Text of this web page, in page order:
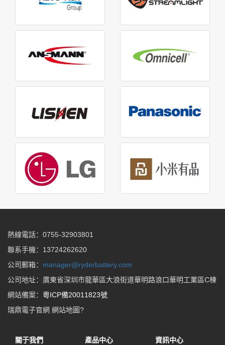
熱線電話：0755-32903801
聯系手機：13724262620
公司郵箱： manager@ryderbattery.com
公司地址：廣東省深圳市龍華區大浪街道華明路浪口華明工業區C棟
網站備案： 粵ICP備20011823號
瑞鼎電子官網 網站地圖?
關于我們
產品中心
資訊中心